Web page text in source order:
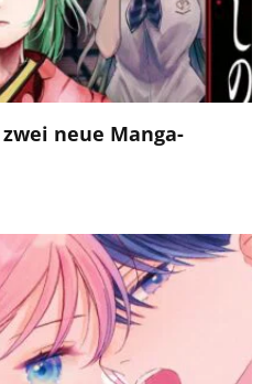
neue Manga-